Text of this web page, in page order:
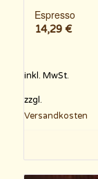
Espresso
14,29 €
inkl. MwSt.
zzgl.
Versandkosten